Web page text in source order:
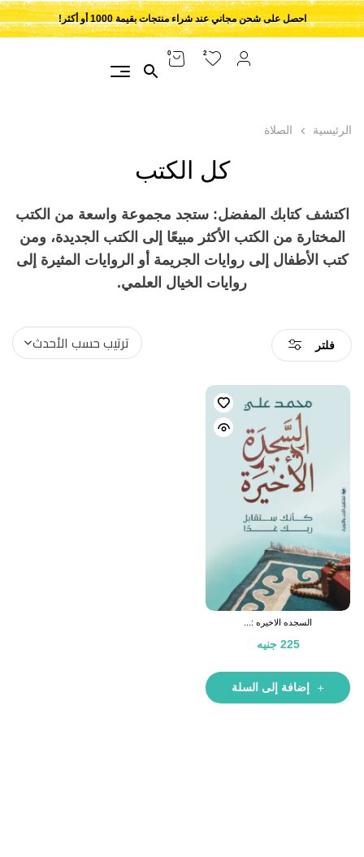
احصل على شحن مجاني عند شراء منتجات بقيمة 1000 أو أكثر!
2
0
الرئيسية الصلاة
كل الكتب
اكتشف كتابك المفضل: ستجد مجموعة واسعة من الكتب
المختارة من الكتب الأكثر مبيعًا إلى الكتب الجديدة، ومن
كتب الأطفال إلى روايات الجريمة أو الروايات المثيرة إلى
روايات الخيال العلمي.
فلتر
السجده الاخيره :...
225 جنيه
إضافة إلى السلة